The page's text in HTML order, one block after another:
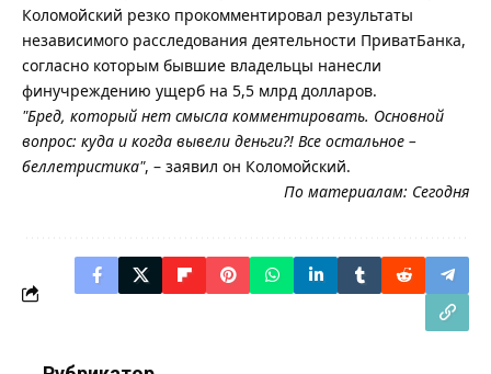
Коломойский резко прокомментировал результаты
независимого расследования деятельности ПриватБанка,
согласно которым бывшие владельцы нанесли
финучреждению ущерб на 5,5 млрд долларов.
"Бред, который нет смысла комментировать. Основной
вопрос: куда и когда вывели деньги?! Все остальное –
беллетристика", – заявил он Коломойский.
По материалам: Сегодня